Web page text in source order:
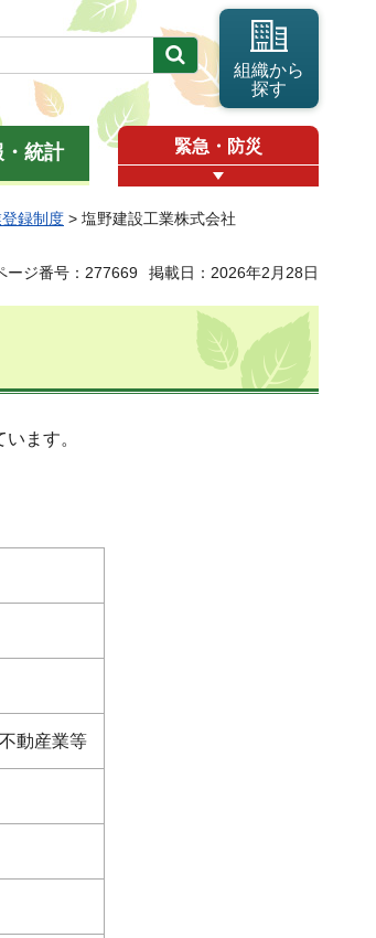
組織から
探す
統計 緊急・防災
録制度 > 塩野建設工業株式会社
ージ番号：277669 掲載日：2026年2月28日
ます。
動産業等